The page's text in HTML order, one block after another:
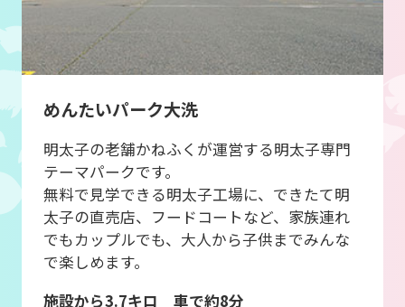
めんたいパーク大洗
明太子の老舗かねふくが運営する明太子専門
テーマパークです。
無料で見学できる明太子工場に、できたて明
太子の直売店、フードコートなど、家族連れ
でもカップルでも、大人から子供までみんな
で楽しめます。
施設から3.7キロ 車で約8分